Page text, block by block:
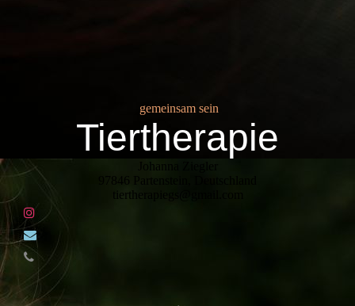
gemeinsam sein
Tiertherapie
Johanna Ziegler
97846 Partenstein, Deutschland
tiertherapiegs@gmail.com